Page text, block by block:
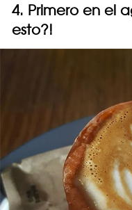
4. Primero en el
esto?!